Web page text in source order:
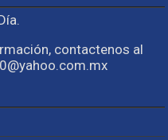
contactenos al